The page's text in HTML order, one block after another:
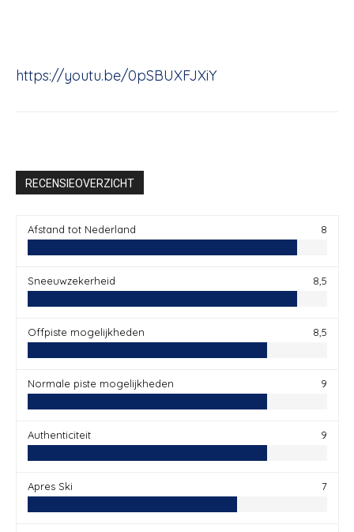
https://youtu.be/0pSBUXFJXiY
RECENSIEOVERZICHT
Afstand tot Nederland 8
Sneeuwzekerheid 8,5
Offpiste mogelijkheden 8,5
Normale piste mogelijkheden 9
Authenticiteit 9
Apres Ski 7